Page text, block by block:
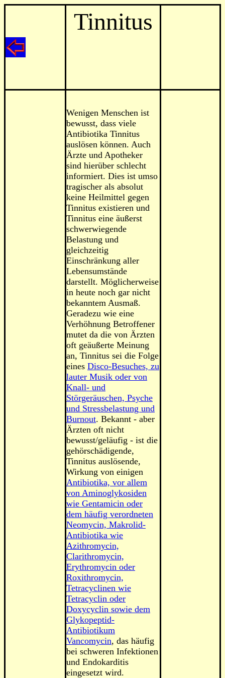
Tinnitus
Wenigen Menschen ist
bewusst, dass viele
Antibiotika Tinnitus
auslösen können. Auch
Ärzte und Apotheker
sind hierüber schlecht
informiert. Dies ist umso
tragischer als absolut
keine Heilmittel gegen
Tinnitus existieren und
Tinnitus eine äußerst
schwerwiegende
Belastung und
gleichzeitig
Einschränkung aller
Lebensumstände
darstellt. Möglicherweise
in heute noch gar nicht
bekanntem Ausmaß.
Geradezu wie eine
Verhöhnung Betroffener
mutet da die von Ärzten
oft geäußerte Meinung
an, Tinnitus sei die Folge
eines Disco-Besuches, zu
lauter Musik oder von
Knall- und
Störgeräuschen, Psyche
und Stressbelastung und
Burnout. Bekannt - aber
Ärzten oft nicht
bewusst/geläufig - ist die
gehörschädigende,
Tinnitus auslösende,
Wirkung von einigen
Antibiotika, vor allem
von Aminoglykosiden
wie Gentamicin oder
dem häufig verordneten
Neomycin, Makrolid-
Antibiotika wie
Azithromycin,
Clarithromycin,
Erythromycin oder
Roxithromycin,
Tetracyclinen wie
Tetracyclin oder
Doxycyclin sowie dem
Glykopeptid-
Antibiotikum
Vancomycin, das häufig
bei schweren Infektionen
und Endokarditis
eingesetzt wird.